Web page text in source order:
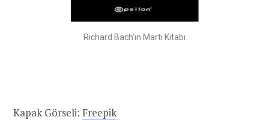
Richard Bach’ın Martı Kitabı
Kapak Görseli: Freepik